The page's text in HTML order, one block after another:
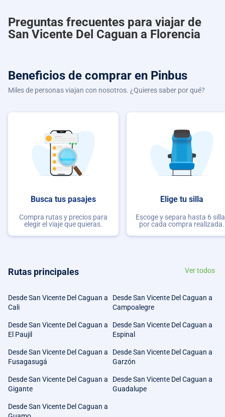
Preguntas frecuentes para viajar de
San Vicente Del Caguan a Florencia
Beneficios de comprar en Pinbus
Miles de personas viajan con nosotros. ¿Quieres saber por qué?
Busca tus pasajes
Compra rutas y precios para
elegir el viaje que quieras.
Elige tu silla
Escoge y separa hasta 6
por cada compra realizada.
Rutas principales Ver todos
Desde San Vicente Del Caguan a
Cali
Desde San Vicente Del Caguan a
Campoalegre
Desde San Vicente Del Caguan a
El Paujil
Desde San Vicente Del Caguan a
Espinal
Desde San Vicente Del Caguan a
Fusagasugá
Desde San Vicente Del Caguan a
Garzón
Desde San Vicente Del Caguan a
Gigante
Desde San Vicente Del Caguan a
Guadalupe
Desde San Vicente Del Caguan a